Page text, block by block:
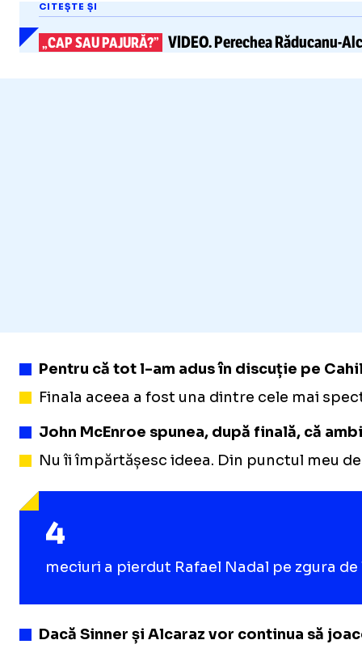
CITEȘTE ȘI
„CAP SAU PAJURĂ?” VIDEO.PerecheaRăducanu-
Pentru că tot l-am adus în discuție pe
Finala aceea a fost una dintre cele mai
John McEnroe spunea, după finală, că
Nu îi împărtășesc ideea. Din punctul meu
4
meciuri a pierdut Rafael Nadal pe zgura
Dacă Sinner și Alcaraz vor continua să